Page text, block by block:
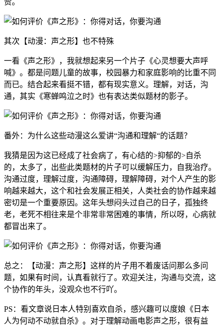
赞。
其次【动漫：声之形】也不特殊
一看《声之形》，我就想起来另一个片子《心灵想要大声呼
喊》。都是问题儿童的故事，校园暴力和家庭影响的比重不同
而已。结合起来看挺不错，都有现实意义。理解，对话，沟
通，其实《寒蝉鸣泣之时》也有表达类似题材的影子。
番外：为什么这些动漫这么爱讲“沟通和理解“的话题？
我猜是因为这已经成了社会病了，有心结的>抑郁的>自杀
的，太多了，出些此类题材的片子可以缓解压力，自我治疗。
沟通过度，理解过度，沟通障碍，理解障碍，对个人产生的影
响越来越大，这个和社会发展正相关，人类社会的协作越来越
密切是一个重要原因。这年头想闷头过自己的日子，孤独终
老，老死不相往来是个非常非常困难的事情，所以呀，心病就
都冒出来了。
总之：【动漫：声之形】这样的片子用不着废话问那么多问
题，如果有时间，认真看就行了。欢迎关注，沟通与交流，这
个协作的年头，没观众也不行吖。
PS：看文章说日本人特别喜欢自杀，感兴趣可以度娘《日本
人为何动不动就自杀》。对于理解动画电影声之形，很有益